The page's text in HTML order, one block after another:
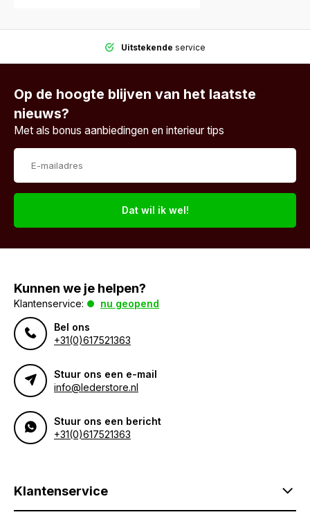
Uitstekende service
Op de hoogte blijven van het laatste
nieuws?
Met als bonus aanbiedingen en interieur tips
Dat wil ik wel!
Kunnen we je helpen?
Klantenservice:
nu geopend
Bel ons
+31(0)617521363
Stuur ons een e-mail
info@lederstore.nl
Stuur ons een bericht
+31(0)617521363
Klantenservice